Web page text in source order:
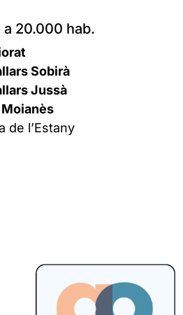
a 20.000 hab.
Sobirà
Jussà
Moianès
de l’Estany